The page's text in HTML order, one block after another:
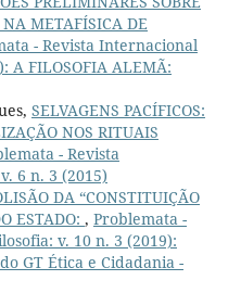
METAFÍSICA DE
- Revista Internacional
A FILOSOFIA ALEMÃ:
SELVAGENS PACÍFICOS:
NOS RITUAIS
- Revista
6 n. 3 (2015)
DA “CONSTITUIÇÃO
ESTADO: , Problemata -
v. 10 n. 3 (2019):
GT Ética e Cidadania -